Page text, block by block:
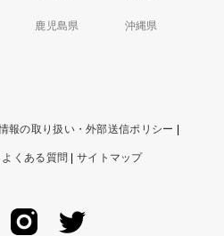
鹿児島県 沖縄県
報の取り扱い・外部送信ポリシー
よくある質問 サイトマップ